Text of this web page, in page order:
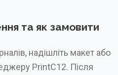
та як замовити
надішліть макет або
PrintC12. Після